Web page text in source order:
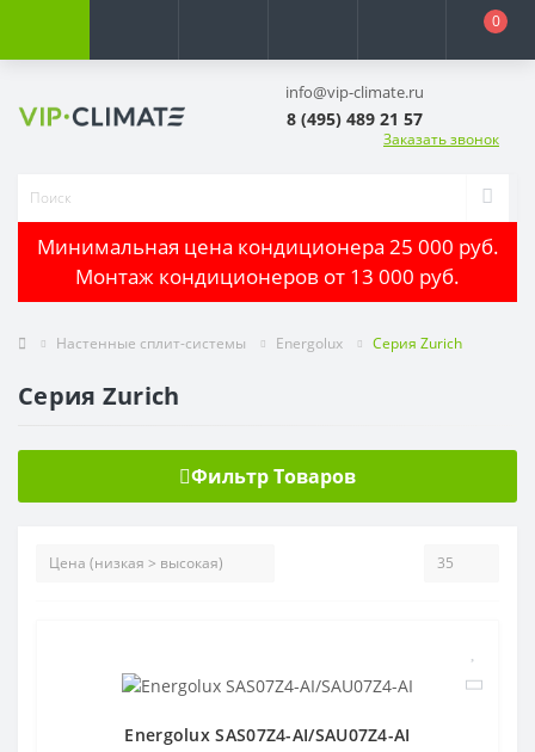
0
info@vip-climate.ru
8 (495) 489 21 57
Заказать звонок
Минимальная цена кондиционера 25 000 руб.
Монтаж кондиционеров от 13 000 руб.
Настенные сплит-системы Energolux Серия Zurich
Серия Zurich
Фильтр Товаров
Energolux SAS07Z4-AI/SAU07Z4-AI